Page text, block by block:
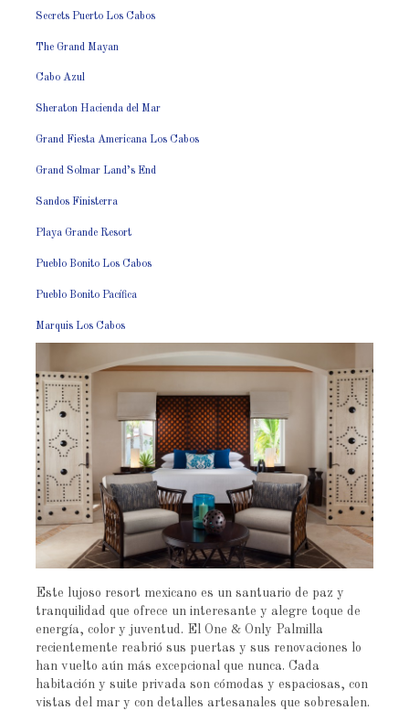
Secrets Puerto Los Cabos
The Grand Mayan
Cabo Azul
Sheraton Hacienda del Mar
Grand Fiesta Americana Los Cabos
Grand Solmar Land’s End
Sandos Finisterra
Playa Grande Resort
Pueblo Bonito Los Cabos
Pueblo Bonito Pacífica
Marquis Los Cabos
Este lujoso resort mexicano es un santuario de paz y
tranquilidad que ofrece un interesante y alegre toque de
energía, color y juventud. El One & Only Palmilla
recientemente reabrió sus puertas y sus renovaciones lo
han vuelto aún más excepcional que nunca. Cada
habitación y suite privada son cómodas y espaciosas, con
vistas del mar y con detalles artesanales que sobresalen.